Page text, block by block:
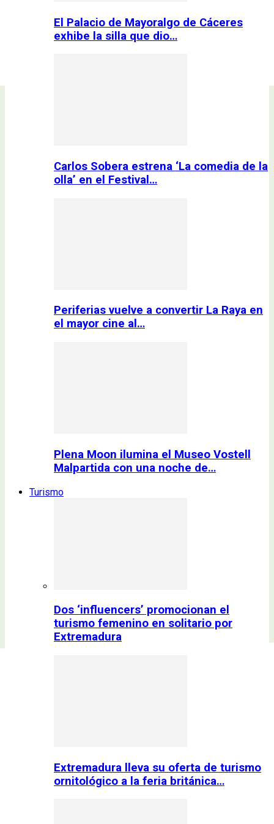
El Palacio de Mayoralgo de Cáceres
exhibe la silla que dio…
Carlos Sobera estrena ‘La comedia de la
olla’ en el Festival…
Periferias vuelve a convertir La Raya en
el mayor cine al…
Plena Moon ilumina el Museo Vostell
Malpartida con una noche de…
Turismo
Dos ‘influencers’ promocionan el
turismo femenino en solitario por
Extremadura
Extremadura lleva su oferta de turismo
ornitológico a la feria británica…